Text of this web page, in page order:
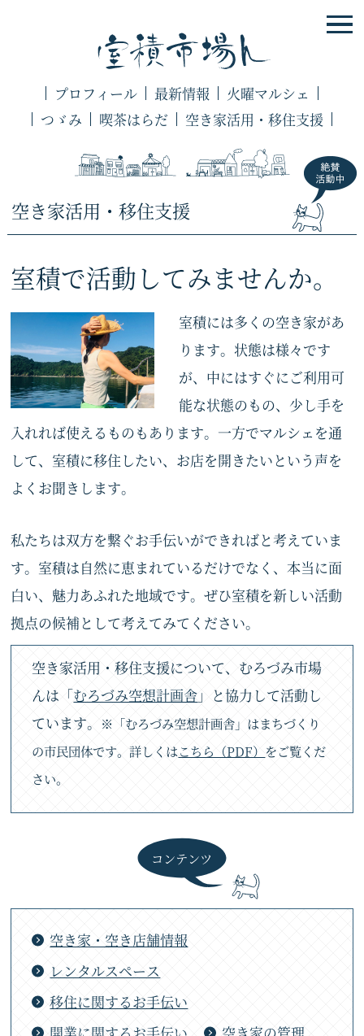
プロフィール 最新情報
火曜マルシェ
つゞみ
喫茶はらだ 空き家活用・移住支援
空き家活用・移住支援
室積で活動してみませんか。
室積には多くの空き家があ
ります。状態は様々です
が、中にはすぐにご利用可
能な状態のもの、少し手を
入れれば使えるものもあります。一方でマルシェを通
して、室積に移住したい、お店を開きたいという声を
よくお聞きします。
私たちは双方を繋ぐお手伝いができればと考えていま
す。室積は自然に恵まれているだけでなく、本当に面
白い、魅力あふれた地域です。ぜひ室積を新しい活動
拠点の候補として考えてみてください。
空き家活用・移住支援について、むろづみ市場
んは「むろづみ空想計画舎 」と協力して活動し
ています。 ※「むろづみ空想計画舎」はまちづくり
の市民団体です。詳しくはこちら（PDF） をご覧くだ
さい。
コンテンツ
空き家・空き店舗情報
レンタルスペース
移住に関するお手伝い